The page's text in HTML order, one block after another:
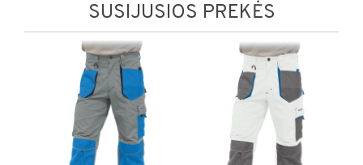
SUSIJUSIOS PREKĖS